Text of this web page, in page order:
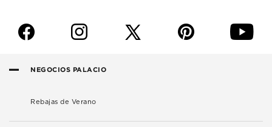
f i p y
NEGOCIOS PALACIO
Rebajas de Verano